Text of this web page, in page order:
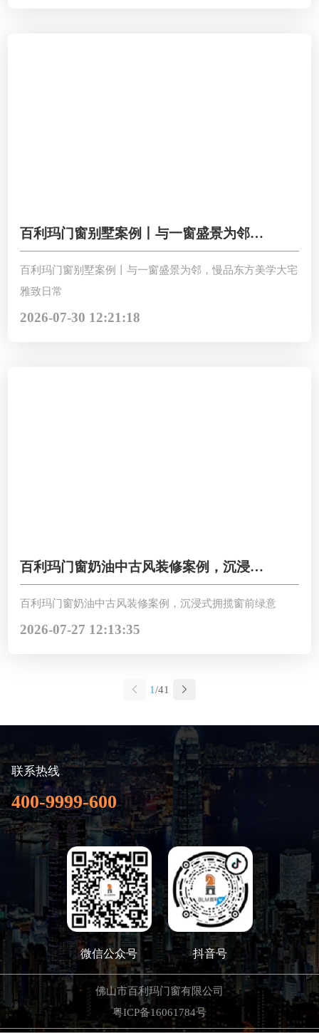
百利玛门窗别墅案例丨与一窗盛景为邻，
慢品东方美学大宅雅致日常
百利玛门窗别墅案例丨与一窗盛景为邻，慢品东方美学大宅
雅致日常
2026-07-30 12:21:18
百利玛门窗奶油中古风装修案例，沉浸式
拥揽窗前绿意
百利玛门窗奶油中古风装修案例，沉浸式拥揽窗前绿意
2026-07-27 12:13:35
1/41
联系热线
400-9999-600
微信公众号 抖音号
佛山市百利玛门窗有限公司
粤ICP备16061784号